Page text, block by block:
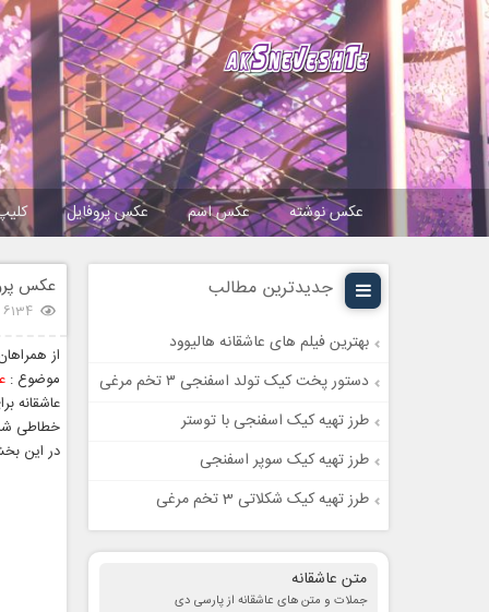
عکس نوشته عکس اسم عکس پروفایل
جدیدترین مطالب
بهترین فیلم های عاشقانه هالیوود
دستور پخت کیک تولد اسفنجی ۳ تخم مرغی
طرز تهیه کیک اسفنجی با توستر
طرز تهیه کیک سوپر اسفنجی
طرز تهیه کیک شکلاتی 3 تخم مرغی
متن عاشقانه
جملات و متن های عاشقانه از پارسی دی
عکس
6134 بازدید
از
موضوع :
عاشقانه
خطاطی
در این